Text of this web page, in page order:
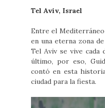
Tel Aviv, Israel
Entre el
en una eterna zona
Tel Aviv se vive cada
último, por eso,
contó en esta
ciudad para la fiesta.